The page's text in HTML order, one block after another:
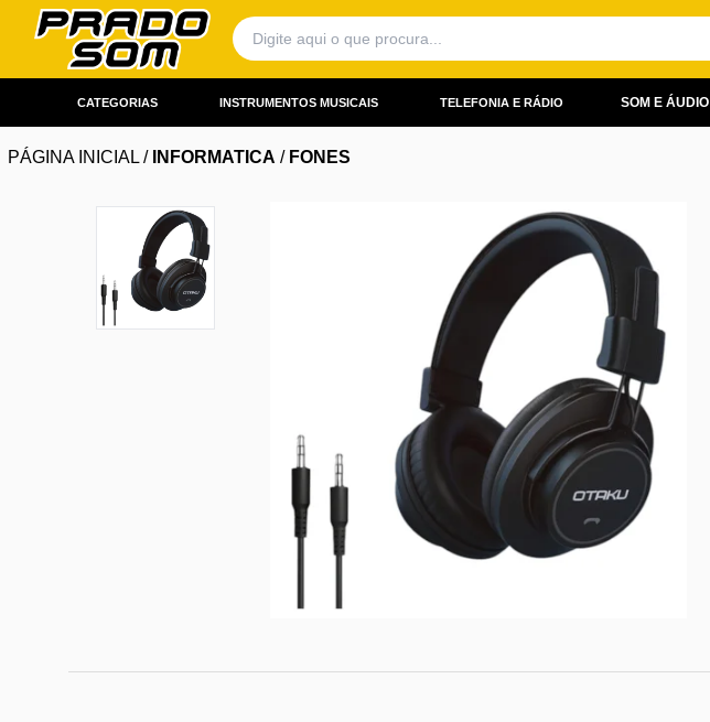
CATEGORIAS INSTRUMENTOS MUSICAIS TELEFONIA E RÁDIO SOM E ÁUDIO
PÁGINA INICIAL / INFORMATICA / FONES